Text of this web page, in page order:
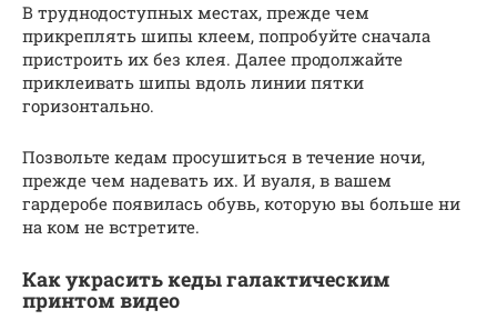
В труднодоступных местах, прежде чем
прикреплять шипы клеем, попробуйте сначала
пристроить их без клея. Далее продолжайте
приклеивать шипы вдоль линии пятки
горизонтально.
Позвольте кедам просушиться в течение ночи,
прежде чем надевать их. И вуаля, в вашем
гардеробе появилась обувь, которую вы больше ни
на ком не встретите.
Как украсить кеды галактическим
принтом видео